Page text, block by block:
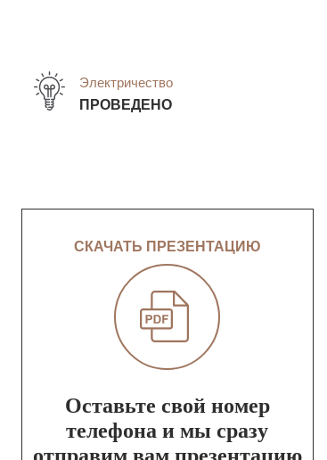
Электричество
ПРОВЕДЕНО
СКАЧАТЬ ПРЕЗЕНТАЦИЮ
Оставьте свой номер
телефона и мы сразу